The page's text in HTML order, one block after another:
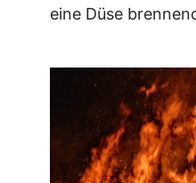
eine Düse